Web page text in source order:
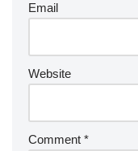
Email
Website
Comment *